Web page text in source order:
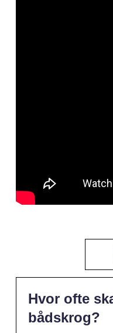
Hvor ofte
bådskrog?